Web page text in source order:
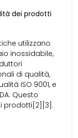
dei prodotti
utilizzano
inossidabile,
di qualità,
ISO 9001, e
Questo
prodotti[2][3].